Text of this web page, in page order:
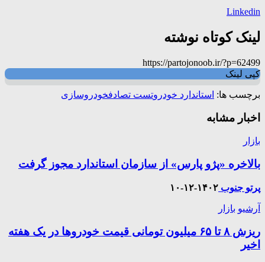
Linkedin
لینک کوتاه نوشته
https://partojonoob.ir/?p=62499
کپی لینک
برچسب ها: استاندارد خودروتست تصادفخودروسازی
اخبار مشابه
بازار
بالاخره «پژو پارس» از سازمان استاندارد مجوز گرفت
پرتو جنوب ۱۴۰۲-۱۲-۱۰
آرشیو بازار
ریزش ۸ تا ۶۵ میلیون تومانی قیمت خودروها در یک هفته
اخیر